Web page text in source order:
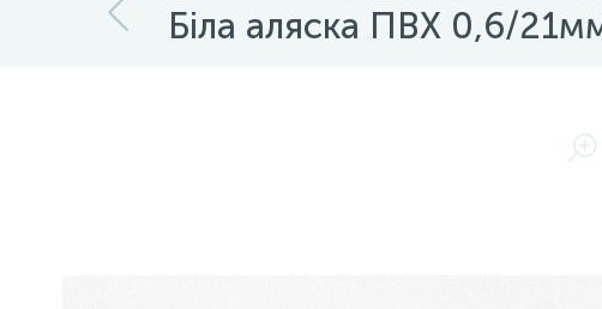
Біла аляска ПВХ 0,6/